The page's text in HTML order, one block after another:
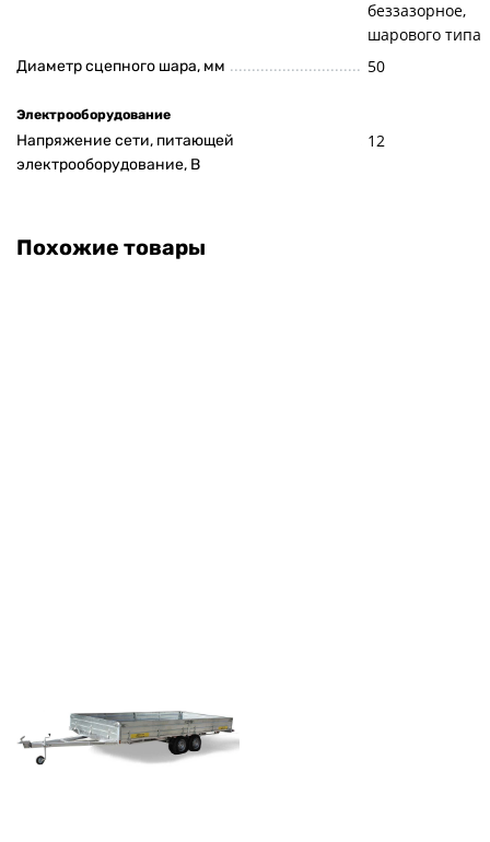
беззазорное,
шарового типа
Диаметр сцепного шара, мм 50
Электрооборудование
Напряжение сети, питающей
электрооборудование, В
12
Похожие товары